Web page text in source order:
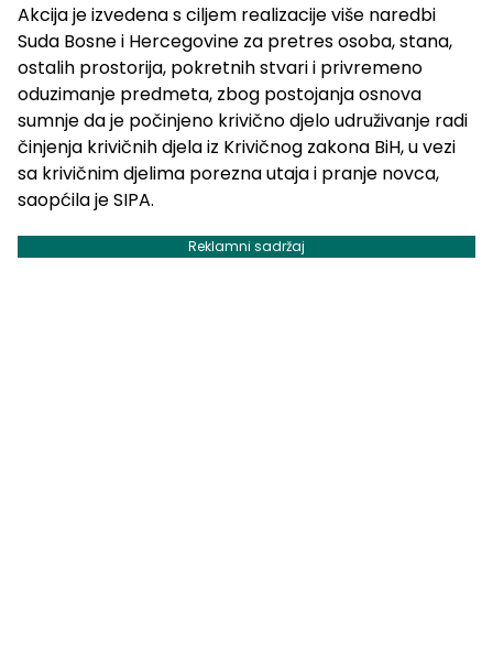
Akcija je izvedena s ciljem realizacije više naredbi
Suda Bosne i Hercegovine za pretres osoba, stana,
ostalih prostorija, pokretnih stvari i privremeno
oduzimanje predmeta, zbog postojanja osnova
sumnje da je počinjeno krivično djelo udruživanje radi
činjenja krivičnih djela iz Krivičnog zakona BiH, u vezi
sa krivičnim djelima porezna utaja i pranje novca,
saopćila je SIPA.
Reklamni sadržaj